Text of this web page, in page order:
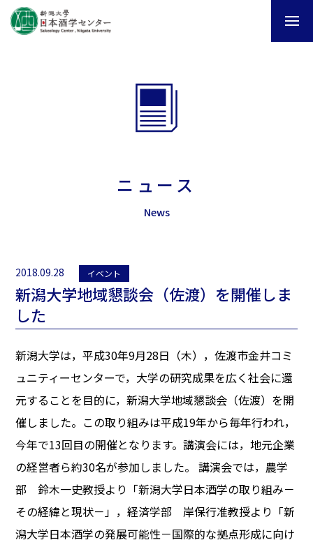
ニュース
News
2018.09.28 イベント
新潟大学地域懇談会（佐渡）を開催しま
した
新潟大学は，平成30年9月28日（木），佐渡市金井コミ
ュニティーセンターで，大学の研究成果を広く社会に還
元することを目的に，新潟大学地域懇談会（佐渡）を開
催しました。この取り組みは平成19年から毎年行われ，
今年で13回目の開催となります。講演会には，地元企業
の経営者ら約30名が参加しました。 講演会では，農学
部 鈴木一史教授より「新潟大学日本酒学の取り組み－
その経緯と現状－」，経済学部 岸保行准教授より「新
潟大学日本酒学の発展可能性－国際的な拠点形成に向け